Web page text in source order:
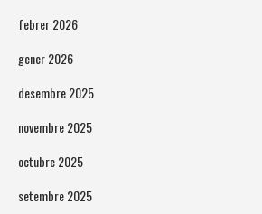
febrer 2026
gener 2026
desembre 2025
novembre 2025
octubre 2025
setembre 2025